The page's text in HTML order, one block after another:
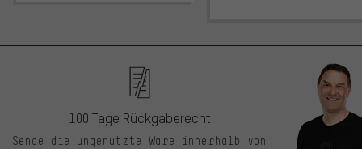
100 Tage Rückgaberecht
Sende die ungenutzte Ware innerhalb von